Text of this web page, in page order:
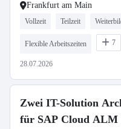
Frankfurt am Main
Vollzeit Teilzeit
Flexible Arbeitszeiten 7
28.07.2026
Zwei IT-Solution
für SAP Cloud ALM